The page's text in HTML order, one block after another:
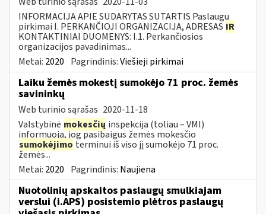
INFORMACIJA APIE SUDARYTAS SUTARTIS Paslaugų
pirkimai I. PERKANČIOJI ORGANIZACIJA, ADRESAS IR
KONTAKTINIAI DUOMENYS: I.1. Perkančiosios
organizacijos pavadinimas...
Metai: 2020 Pagrindinis:Viešieji pirkimai
Laiku žemės mokestį sumokėjo 71 proc. žemės
savininkų
Web turinio sąrašas 2020-11-18
Valstybinė mokesčių inspekcija (toliau – VMI)
informuoja, jog pasibaigus žemės mokesčio
sumokėjimo terminui iš viso jį sumokėjo 71 proc.
žemės...
Metai: 2020 Pagrindinis: Naujiena
Nuotolinių apskaitos paslaugų smulkiajam
verslui (i.APS) posistemio plėtros paslaugų